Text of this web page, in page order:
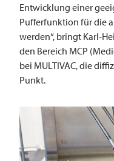
Entwicklung einer
Pufferfunktion für die
werden“, bringt Karl-
den Bereich MCP
bei ­­MULTIVAC, die
Punkt.